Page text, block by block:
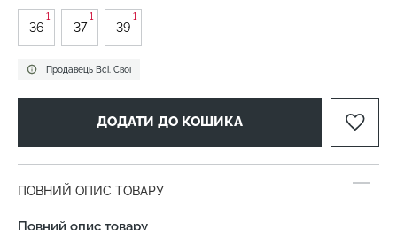
Продавець Всі. Свої
36
1
37
1
39
1
ДОДАТИ ДО КОШИКА
ПОВНИЙ ОПИС ТОВАРУ